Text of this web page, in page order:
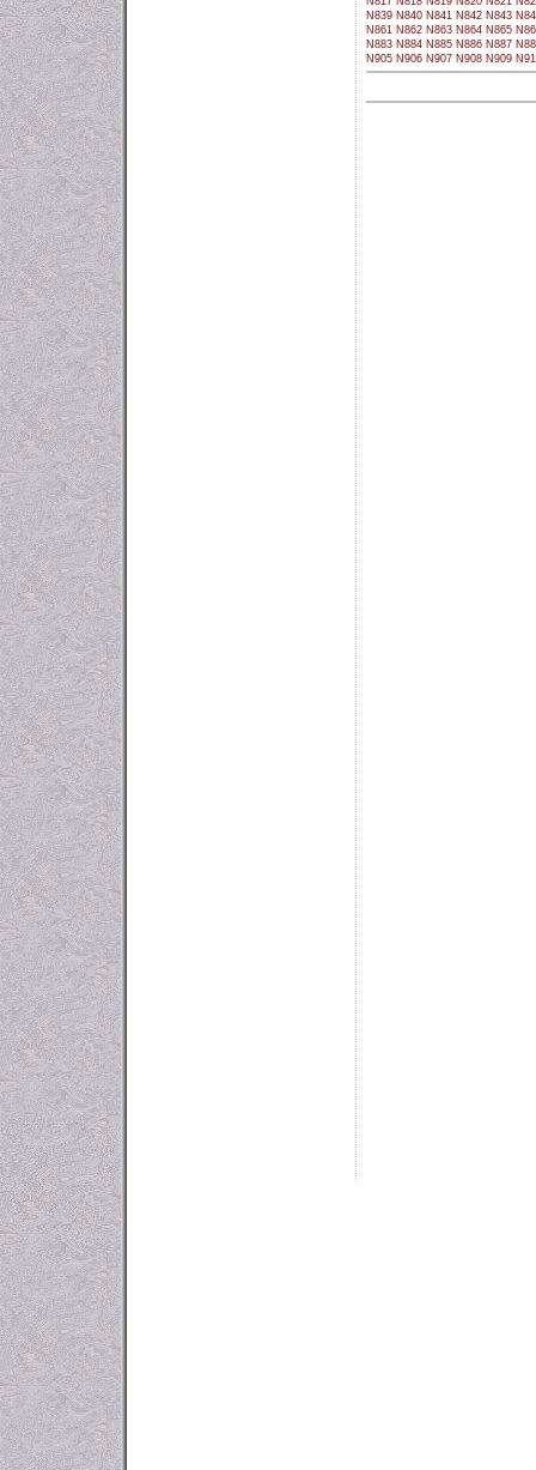
N839 N840 N841 N842 N843
N861 N862 N863 N864 N865
N883 N884 N885 N886 N887
N905 N906 N907 N908 N909